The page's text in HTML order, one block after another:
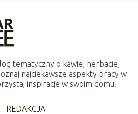
tematyczny o kawie, herbacie,
najciekawsze aspekty pracy w
inspiracje w swoim domu!
REDAKCJA